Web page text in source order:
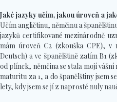
Jaké jazyky učím, jakou úroveň a
Učím angličtinu, němčinu a
jazyků certifikované mezinárodně
mám úroveň C2 (zkouška CPE), v
Deutsch) a ve španělštině zatím B1
od plínek, němčina se stala mojí
maturitu za 1, a do španělštiny jsem
lety, kdy jsem se jí z naprosté nuly